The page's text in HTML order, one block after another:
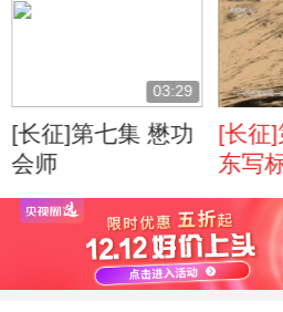
03:29
[长征]第七集 懋功
会师
[长征
东写
主席